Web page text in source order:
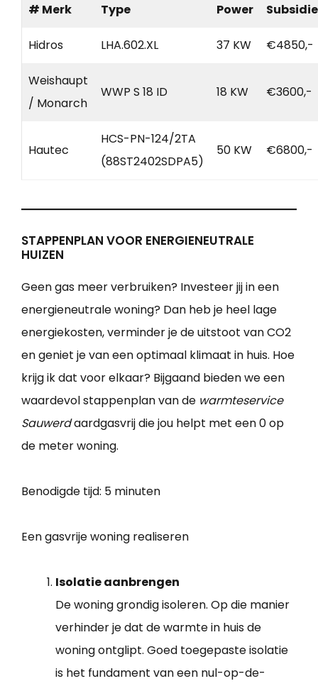
# Merk Type Power Subsidie
Hidros LHA.602.XL 37 KW €4850,-
Weishaupt
/ Monarch
WWP S 18 ID 18 KW €3600,-
Hautec
HCS-PN-124/2TA
(88ST2402SDPA5)
50 KW €6800,-
STAPPENPLAN VOOR ENERGIENEUTRALE
HUIZEN
Geen gas meer verbruiken? Investeer jij in een
energieneutrale woning? Dan heb je heel lage
energiekosten, verminder je de uitstoot van CO2
en geniet je van een optimaal klimaat in huis. Hoe
krijg ik dat voor elkaar? Bijgaand bieden we een
waardevol stappenplan van de warmteservice
Sauwerdaardgasvrij die jou helpt met een 0 op
de meter woning.
Benodigde tijd: 5 minuten
Een gasvrije woning realiseren
Isolatie aanbrengen
De woning grondig isoleren. Op die manier
verhinder je dat de warmte in huis de
woning ontglipt. Goed toegepaste isolatie
is het fundament van een nul-op-de-